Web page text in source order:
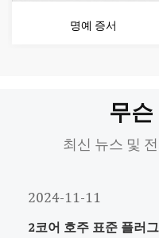
명예 증서
무
최신 뉴스 및
2024-11-11
2코어 호주 표준 플러